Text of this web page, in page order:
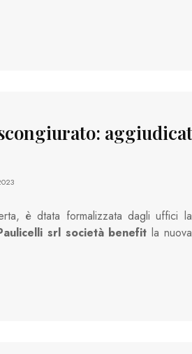
è dtata formalizzata dagli uffici la
srl società benefit la nuova